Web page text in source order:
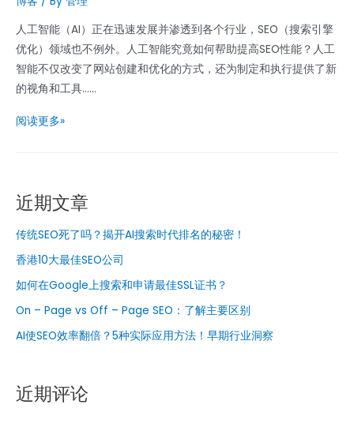
人工智能（AI）正在迅速发展并渗透到各个行业，SEO（搜索引擎
优化）领域也不例外。人工智能究竟如何帮助提高SEO性能？人工
智能不仅改变了网站创建和优化的方式，还为制定和执行提供了新
的视角和工具......
AI
率
倍？
5
种
际
应
法！
阅读更多»
近期文章
传统SEO死了吗？揭开AI搜索时代排名的秘密！
香港10大最佳SEO公司
如何在Google上搜索和申请最佳SSL证书？
On – Page vs Off – Page SEO：了解主要区别
AI使SEO效率翻倍？5种实际应用方法！早期行业洞察
近期评论